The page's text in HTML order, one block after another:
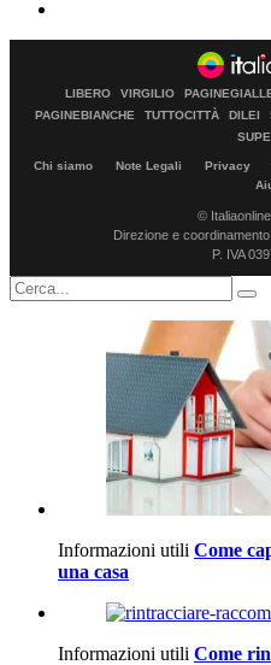
LIBERO VIRGILIO
PAGINEBIANCHE
TUTTOCITTÀ DILEI
Chi siamo Note Legali Privacy
©
Direzione e
P. IVA
Informazioni utili Come
una casa
Informazioni utili Come